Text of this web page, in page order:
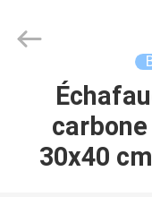
MAISON
Co.,Limited.
30x40